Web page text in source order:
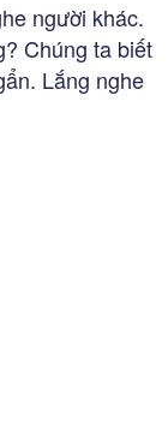
người khác.
Chúng ta biết
Lắng nghe